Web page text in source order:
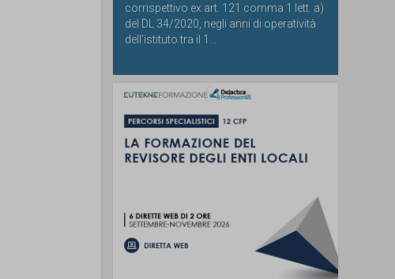
corrispettivo ex art. 121 comma 1 lett. a)
del DL 34/2020, negli anni di operatività
dell’istituto tra il 1...